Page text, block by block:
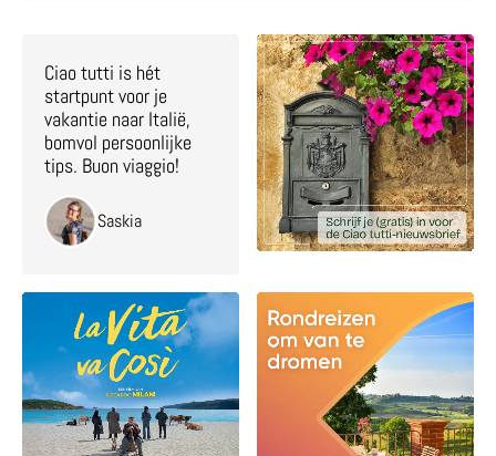
Ciao tutti is hét
startpunt voor je
vakantie naar Italië,
bomvol persoonlijke
tips. Buon viaggio!
Saskia